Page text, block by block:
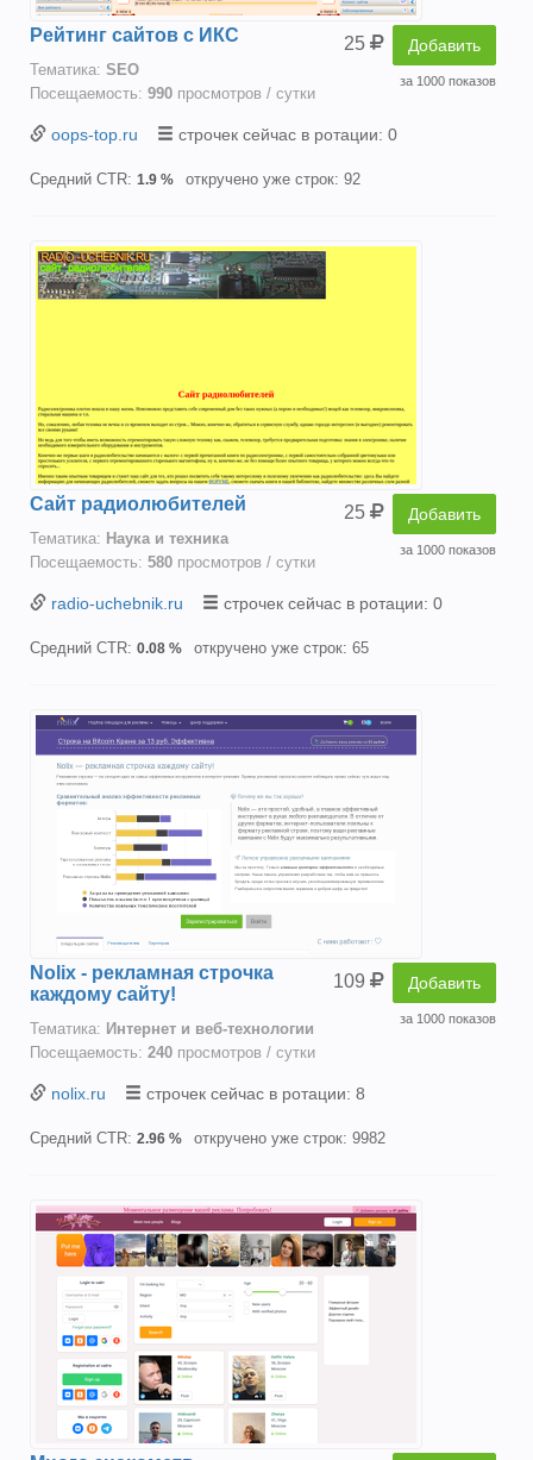
25 Добавить
за 1000 показов
Рейтинг сайтов с ИКС
Тематика: SEO
Посещаемость: 990 просмотров / сутки
oops-top.ru строчек сейчас в ротации: 0
Средний CTR: 1.9 % откручено уже строк: 92
25 Добавить
за 1000 показов
Сайт радиолюбителей
Тематика: Наука и техника
Посещаемость: 580 просмотров / сутки
radio-uchebnik.ru строчек сейчас в ротации: 0
Средний CTR: 0.08 % откручено уже строк: 65
109 Добавить
за 1000 показов
Nolix - рекламная строчка
каждому сайту!
Тематика: Интернет и веб-технологии
Посещаемость: 240 просмотров / сутки
nolix.ru строчек сейчас в ротации: 8
Средний CTR: 2.96 % откручено уже строк: 9982